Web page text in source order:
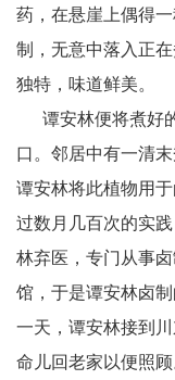
药，在悬崖上偶得
制，无意中落入正
独特，味道鲜美。
谭安林便将煮好
口。邻居中有一清
谭安林将此植物用
过数月几百次的实
林弃医，专门从事
馆，于是谭安林卤
一天，谭安林接到
命儿回老家以便照